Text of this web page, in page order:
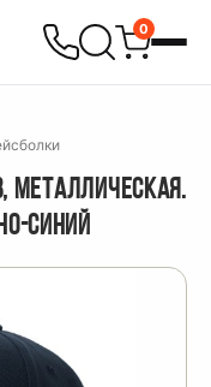
0
МЕТАЛЛИЧЕСКАЯ.
СИНИЙ